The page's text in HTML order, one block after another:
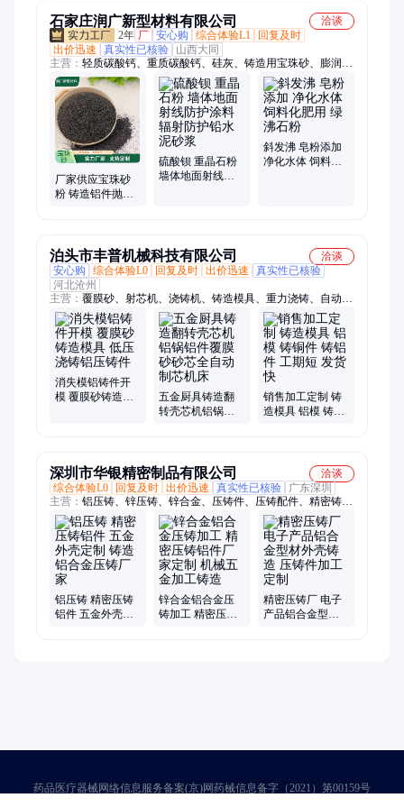
石家庄润广新型材料有限公司
洽谈
2年 厂 安心购 综合体验L1
回复及时
出价迅速
真实性已核验
山西大同
主营： 轻质碳酸钙、重质碳酸钙、硅灰、铸造用宝珠砂、膨润
土、高岭土、滑石粉、珍珠岩、凹凸棒土、贝壳粉、硅藻土、氧
化钙、氢氧化钙、氧化钙颗粒、木质纤维、沸石粉、沸石颗粒、
橡胶粉、蛭石、机制木炭、石英砂、白云石、白云石粉
厂家供应宝珠砂
粉 铸造铝件抛光
硫酸钡 重晶石粉
墙体地面射线防
斜发沸 皂粉添加
净化水体 饲料化
泊头市丰普机械科技有限公司
洽谈
安心购
综合体验L0 回复及时 出价迅速
真实性已核验
河北沧州
主营： 覆膜砂、射芯机、浇铸机、铸造模具、重力浇铸、自动壳
芯机、翻转壳芯机、重型全自动、双工位全自动、双工位双射头
消失模铝铸件开
模 覆膜砂铸造模
五金厨具铸造翻
转壳芯机铝锅铝
销售加工定制 铸
造模具 铝模 铸铜
深圳市华银精密制品有限公司
洽谈
综合体验L0
回复及时 出价迅速 真实性已核验
广东深圳
主营： 铝压铸、锌压铸、锌合金、压铸件、压铸配件、精密铸
造、压铸零件、五金配件、铝合金、usb外壳、压铸电镀、车载
香薰、压铸制品、洋酒瓶盖、电视支架、电子外壳、五金压铸、
白酒瓶盖、外壳开模、华银压铸、手机支架、金属外壳、外壳压
铸、智能音箱、压铸喷漆
铝压铸 精密压铸
铝件 五金外壳定
锌合金铝合金压
铸加工 精密压铸
精密压铸厂 电子
产品铝合金型材
药品医疗器械网络信息服务备案(京)网药械信息备字（2021）第00159号